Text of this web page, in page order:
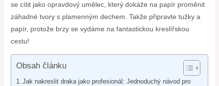
se cítit jako opravdový umělec, který dokáže na papír proměnit
záhadné tvory s plamenným dechem. Takže připravte tužky a
papír, protože brzy se vydáme na fantastickou kreslířskou
cestu!
Obsah článku
Jak nakreslit draka jako profesionál: Jednoduchý návod pro